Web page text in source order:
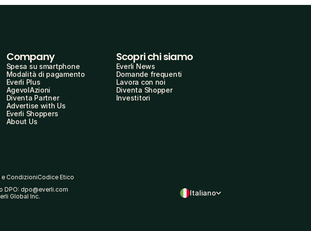
Company
Spesa su smartphone
Modalità di pagamento
Everli Plus
AgevolAzioni
Diventa Partner
Advertise with Us
Everli Shoppers
About Us
Scopri chi siamo
Everli News
Domande frequenti
Lavora con noi
Diventa Shopper
Investitori
e CondizioniCodice Etico
DPO: dpo@everli.com
Global Inc.
Italiano